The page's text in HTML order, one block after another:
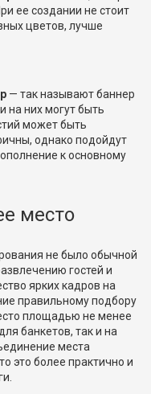
ее создании не стоит
цветов, лучше
— так называют баннер
на них могут быть
может быть
однако подойдут
к основному
место
не было обычной
гостей и
ярких кадров на
правильному подбору
площадью не менее
банкетов, так и на
места
это более практично и